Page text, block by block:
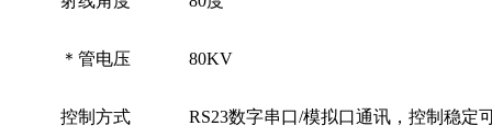
＊管电压 80KV
控制方式 RS23数字串口/模拟口通讯，控制稳定